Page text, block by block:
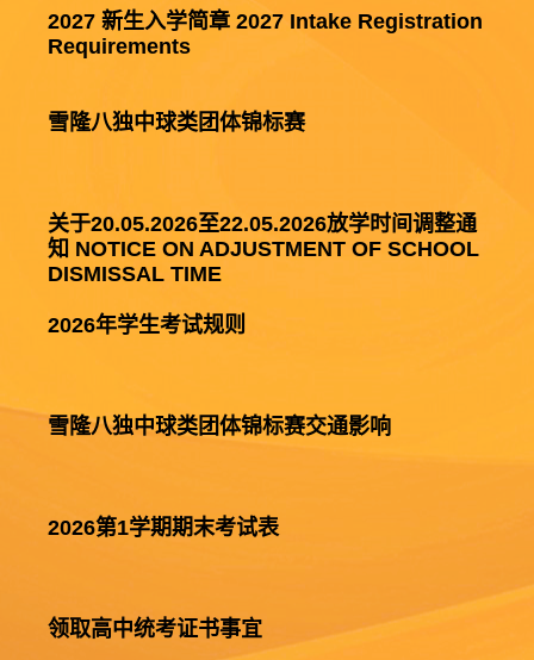
2027 新生入学简章 2027 Intake Registration
Requirements
雪隆八独中球类团体锦标赛
关于20.05.2026至22.05.2026放学时间调整通
知 NOTICE ON ADJUSTMENT OF SCHOOL
DISMISSAL TIME
2026年学生考试规则
雪隆八独中球类团体锦标赛交通影响
2026第1学期期末考试表
领取高中统考证书事宜